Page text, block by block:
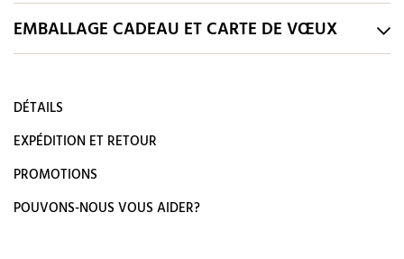
EMBALLAGE CADEAU ET CARTE DE VŒUX
DÉTAILS
EXPÉDITION ET RETOUR
PROMOTIONS
POUVONS-NOUS VOUS AIDER?